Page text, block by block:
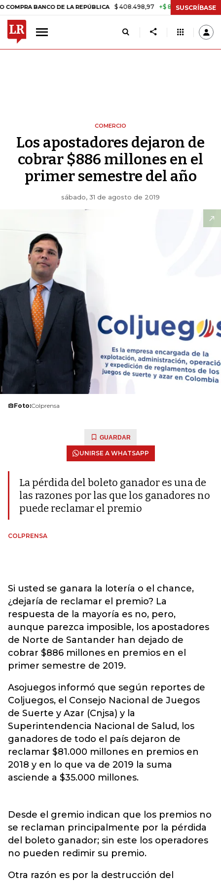
BANCO DE LA REPÚBLICA $ 408.498,97 +$ 8.753,81 +2,19%
SUSCRÍBASE
COMERCIO
Los apostadores dejaron de
cobrar $886 millones en el
primer semestre del año
sábado, 31 de agosto de 2019
Foto:Colprensa
GUARDAR
UNIRSE A WHATSAPP
La pérdida del boleto ganador es una de
las razones por las que los ganadores no
puede reclamar el premio
COLPRENSA
Si usted se ganara la lotería o el chance,
¿dejaría de reclamar el premio? La
respuesta de la mayoría es no, pero,
aunque parezca imposible, los apostadores
de Norte de Santander han dejado de
cobrar $886 millones en premios en el
primer semestre de 2019.
Asojuegos informó que según reportes de
Coljuegos, el Consejo Nacional de Juegos
de Suerte y Azar (Cnjsa) y la
Superintendencia Nacional de Salud, los
ganadores de todo el país dejaron de
reclamar $81.000 millones en premios en
2018 y en lo que va de 2019 la suma
asciende a $35.000 millones.
Desde el gremio indican que los premios no
se reclaman principalmente por la pérdida
del boleto ganador; sin este los operadores
no pueden redimir su premio.
Otra razón es por la destrucción del